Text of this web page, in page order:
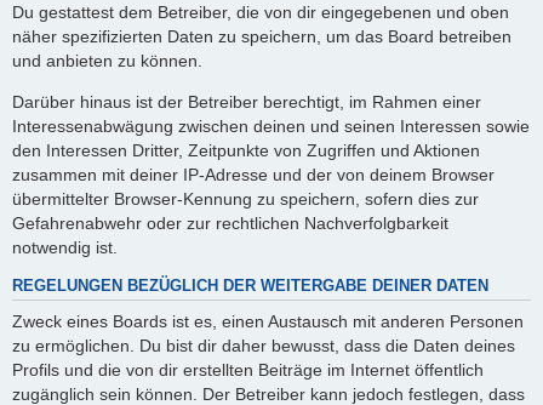
Du gestattest dem Betreiber, die von dir eingegebenen und oben
näher spezifizierten Daten zu speichern, um das Board betreiben
und anbieten zu können.
Darüber hinaus ist der Betreiber berechtigt, im Rahmen einer
Interessenabwägung zwischen deinen und seinen Interessen sowie
den Interessen Dritter, Zeitpunkte von Zugriffen und Aktionen
zusammen mit deiner IP-Adresse und der von deinem Browser
übermittelter Browser-Kennung zu speichern, sofern dies zur
Gefahrenabwehr oder zur rechtlichen Nachverfolgbarkeit
notwendig ist.
REGELUNGEN BEZÜGLICH DER WEITERGABE DEINER DATEN
Zweck eines Boards ist es, einen Austausch mit anderen Personen
zu ermöglichen. Du bist dir daher bewusst, dass die Daten deines
Profils und die von dir erstellten Beiträge im Internet öffentlich
zugänglich sein können. Der Betreiber kann jedoch festlegen, dass